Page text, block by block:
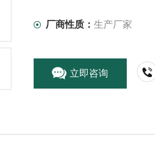
厂商性质： 生产厂家
立即咨询